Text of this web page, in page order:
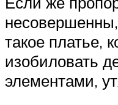
такое платье,
изобиловать
элементами,